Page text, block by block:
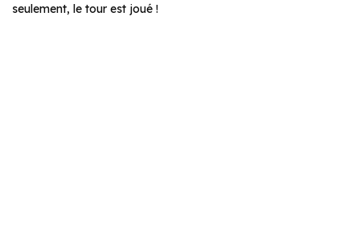
seulement, le tour est joué !